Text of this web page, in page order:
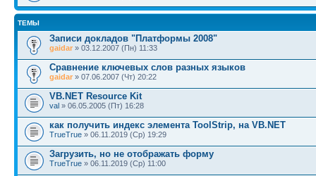
ТЕМЫ
Записи докладов "Платформы 2008"
gaidar » 03.12.2007 (Пн) 11:33
Сравнение ключевых слов разных языков
gaidar » 07.06.2007 (Чт) 20:22
VB.NET Resource Kit
val » 06.05.2005 (Пт) 16:28
как получить индекс элемента ToolStrip, на VB.NET
TrueTrue » 06.11.2019 (Ср) 19:29
Загрузить, но не отображать форму
TrueTrue » 06.11.2019 (Ср) 11:00